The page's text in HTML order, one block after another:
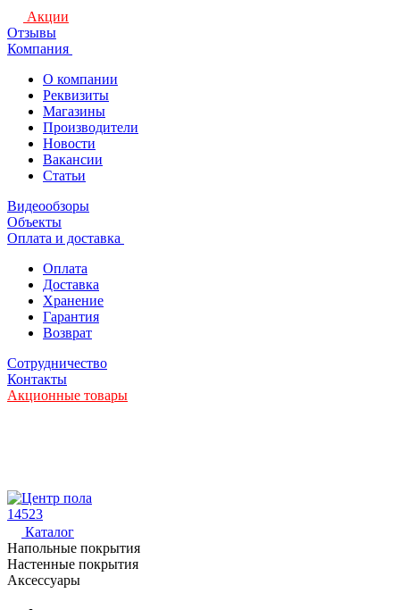
Акции
Отзывы
Компания
О компании
Реквизиты
Магазины
Производители
Новости
Вакансии
Статьи
Видеообзоры
Объекты
Оплата и доставка
Оплата
Доставка
Хранение
Гарантия
Возврат
Сотрудничество
Контакты
Акционные товары
14523
Каталог
Напольные покрытия
Настенные покрытия
Аксессуары